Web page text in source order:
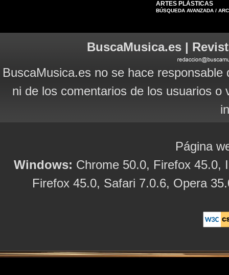
ARTES PLÁSTICAS
BÚSQUEDA AVANZADA /
BuscaMusica.es |
BuscaMusica.es no se hace
ni de los comentarios de los usuarios
Página
Windows: Chrome 50.0, Firefox 45.0,
Firefox 45.0, Safari 7.0.6, Opera